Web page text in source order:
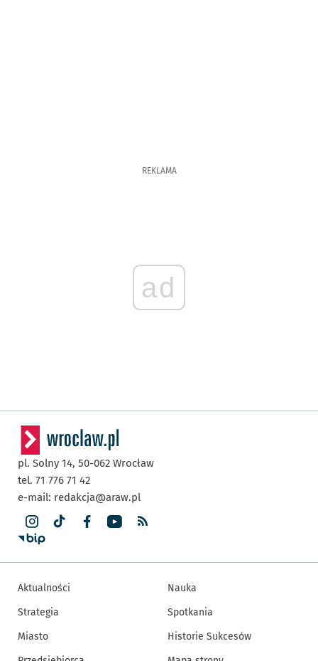
REKLAMA
ad
pl. Solny 14, 50-062 Wrocław
tel. 71 776 71 42
e-mail: redakcja@araw.pl
Aktualności
Strategia
Miasto
Nauka
Spotkania
Historie Sukcesów